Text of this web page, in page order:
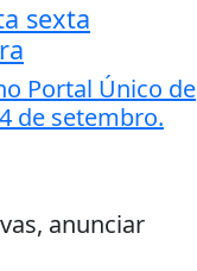
sexta
Portal Único de
de setembro.
anunciar